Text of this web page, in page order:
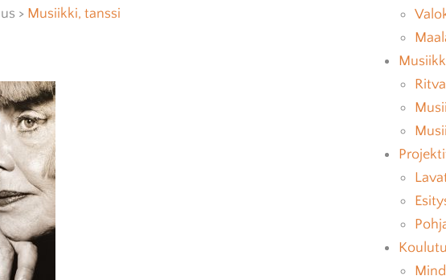
> Musiikki, tanssi